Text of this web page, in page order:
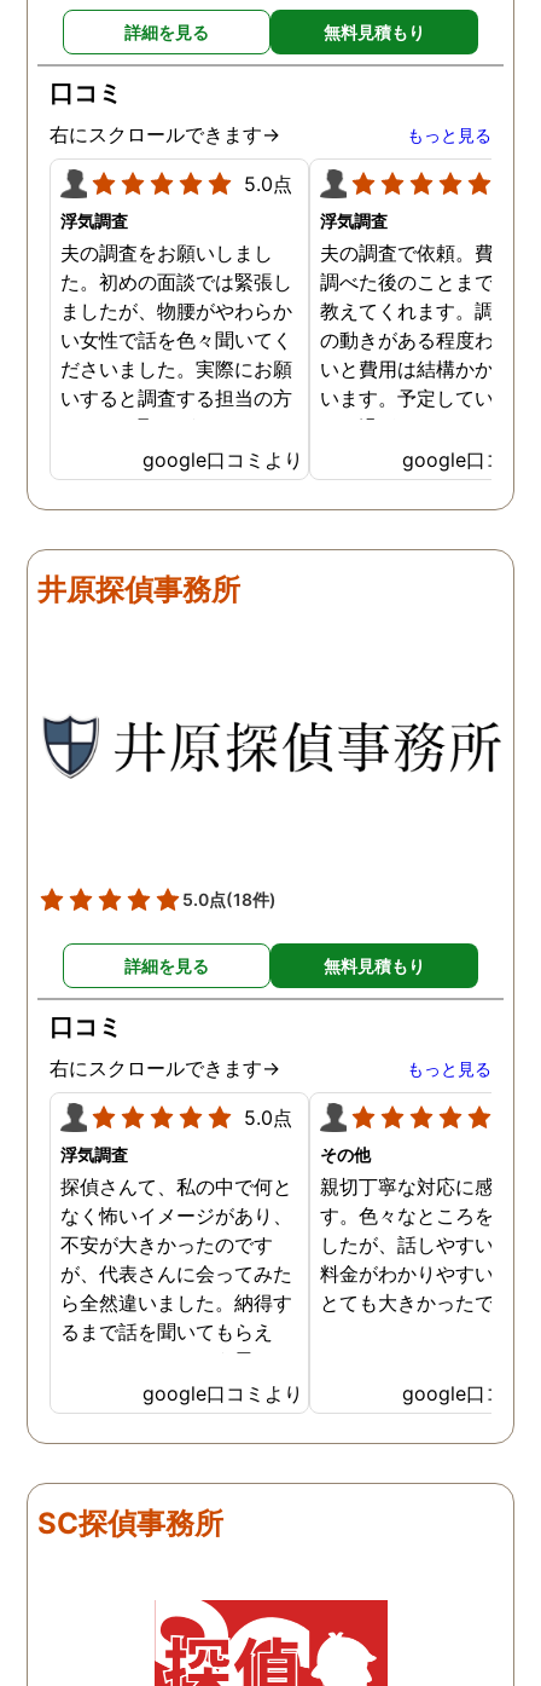
詳細を見る 無料見積もり
口コミ
右にスクロールできます→ もっと見る
5.0点
浮気調査
夫の調査をお願いしまし
た。初めの面談では緊張し
ましたが、物腰がやわらか
い女性で話を色々聞いてく
ださいました。実際にお願
いすると調査する担当の方
とのやり取りがメインで、
色々不安や心配な事の共有
をしてくれました。探偵の
方に依頼となると丸投げで
が、二人三脚で協力しあい
ながら、進めて行った感じ
と思います。思い切ってお
願いして良かったです。 こ
の度はありがとうございま
google口コミより
浮気調査
夫の調査で依頼。費用や
調べた後のことまで詳し
教えてくれます。調査対
の動きがある程度わから
いと費用は結構かかると
います。予定していた時
より過ぎてしまいました
が、そのまま調査してい
だき、しっかり証拠取れ
した。あ、もちろん過ぎ
調査が終わって今後どう
とうございました。
google口コミ
井原探偵事務所
5.0点(18件)
詳細を見る 無料見積もり
口コミ
右にスクロールできます→ もっと見る
5.0点
浮気調査
探偵さんて、私の中で何と
なく怖いイメージがあり、
不安が大きかったのです
が、代表さんに会ってみた
ら全然違いました。納得す
るまで話を聞いてもらえ
て、ここならという思いで
依頼しました。代表さんが
私と一緒に戦ってくれてる
感じがして、心強かったで
現在離婚調停中です。弁護
士さんも紹介してもらえて
google口コミより
その他
親切丁寧な対応に感謝し
す。色々なところを探し
したが、話しやすいこと
料金がわかりやすいこと
とても大きかったです。
google口コミ
SC探偵事務所